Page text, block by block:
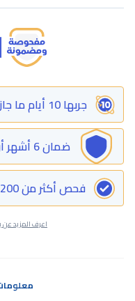
جربها 10 أيام ما جازتلك رجعها
ضمان 6 أشهر أو 10 آلاف كم قابل للترقية
فحص أكثر من 200 نقطة
اعرف المزيد عن